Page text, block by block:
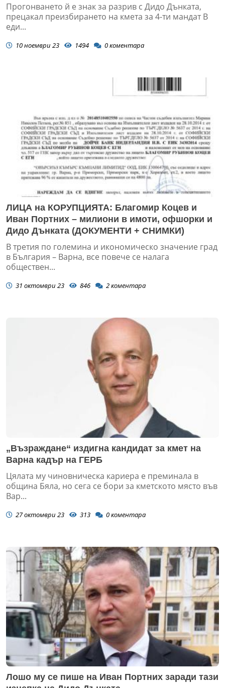
Прогонването й е знак за разрив с Дидо Дънката,
прецакал преизбирането на кмета за 4-ти мандат В
еди...
10 ноември 23 1494 0коментара
ЛИЦА на КОРУПЦИЯТА: Благомир Коцев и
Иван Портних – милиони в имоти, офшорки и
Дидо Дънката (ДОКУМЕНТИ + СНИМКИ)
В третия по големина и икономическо значение град
в България – Варна, все повече се налага
обществен...
31 октомври 23 846 2коментара
„Възраждане“ издигна кандидат за кмет на
Варна кадър на ГЕРБ
Цялата му чиновническа кариера е преминала в
община Бяла, но сега се бори за кметското място във
Вар...
27 октомври 23 313 0коментара
Лошо му се пише на Иван Портних заради тази